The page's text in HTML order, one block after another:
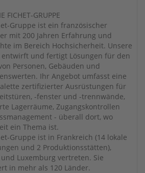
FICHET-GRUPPE
Gruppe ist ein französischer
mit 200 Jahren Erfahrung und
im Bereich Hochsicherheit. Unsere
entwirft und fertigt Lösungen für den
Personen, Gebäuden und
Ihr Angebot umfasst eine
zertifizierter Ausrüstungen für
-fenster und -trennwände,
Lagerräume, Zugangskontrollen
- überall dort, wo
ein Thema ist.
Gruppe ist in Frankreich (14 lokale
und 2 Produktionsstätten),
Luxemburg vertreten. Sie
in mehr als 120 Länder.